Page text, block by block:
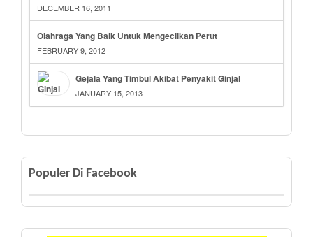
DECEMBER 16, 2011
Olahraga Yang Baik Untuk Mengecilkan Perut
FEBRUARY 9, 2012
Gejala Yang Timbul Akibat Penyakit Ginjal
JANUARY 15, 2013
Populer Di Facebook